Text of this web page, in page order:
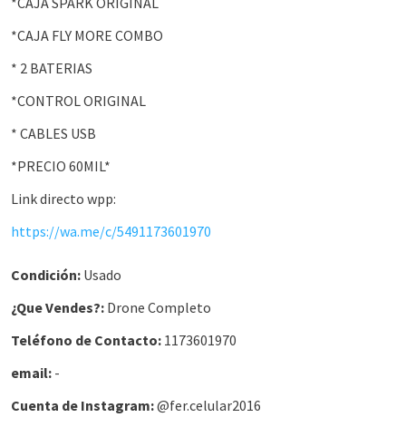
*CAJA FLY MORE COMBO
* 2 BATERIAS
*CONTROL ORIGINAL
* CABLES USB
*PRECIO 60MIL*
Link directo wpp:
https://wa.me/c/5491173601970
Condición: Usado
¿Que Vendes?: Drone Completo
Teléfono de Contacto: 1173601970
email: -
Cuenta de Instagram:@fer.celular2016